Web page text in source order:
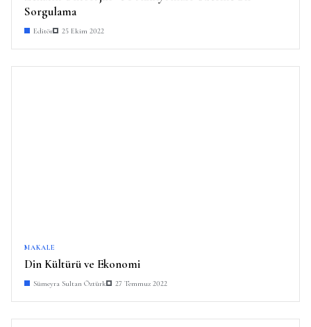
Sorgulama
Editör 25 Ekim 2022
MAKALE
Din Kültürü ve Ekonomi
Sümeyra Sultan Öztürk 27 Temmuz 2022